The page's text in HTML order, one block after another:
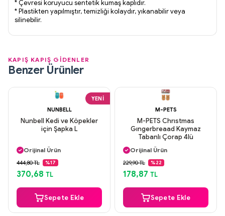
* Çevresi koruyucu sentetik kumaş kaplıdır.
* Plastikten yapılmıştır, temizliği kolaydır, yıkanabilir veya
silinebilir.
KAPIŞ KAPIŞ GİDENLER
Benzer Ürünler
YENI
NUNBELL
Nunbell Kedi ve Köpekler
için Şapka L
Orijinal Ürün
Güvenli Ödeme
Aynı Gün Kargo
444,80 TL %17
370,68 TL
Sepete Ekle
M-PETS
M-PETS Chrıstmas
Gıngerbreaad Kaymaz
Tabanlı Çorap 4lü
Aynı Gün Kargo
Orijinal Ürün
Güvenli Ödeme
Aynı Gün Kargo
229,90 TL %22
178,87 TL
Sepete Ekle